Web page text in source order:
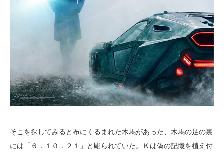
そこを探してみると布にくるまれた木馬があった、木馬の足の裏
には「６．１０．２１」と彫られていた。Ｋは偽の記憶を植え付